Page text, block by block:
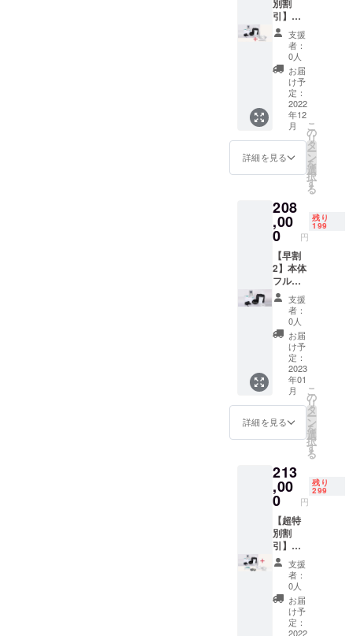
セサ
リー
4（水素
マド
ラー）
リー
1（水素
吸引
チュー
ブ） ・
ゲスト
用アク
セサ
リー
2（水素
イヤホ
ン） ・
ゲスト
用アク
セサ
3（水素
ゴーグ
ル）×2
・ゲス
ト用ア
クセサ
リー
4（水素
マド
ラー）
別割
引】本
体フル
セット
＋アク
セサ
リー
4（水素
マド
ラー）
47%OF
F 限定
299名様
【セッ
ト内
水素器
本体 ・
ゲスト
用アク
セサ
リー
1（水素
吸引
チュー
ブ） ・
ゲスト
用アク
セサ
リー
2（水素
イヤホ
ン） ・
ゲスト
用アク
セサ
3（水素
ゴーグ
ル） ・
ゲスト
用アク
セサ
リー
4（水素
マド
ラー）
×2
支援
者：
0人
お届
け予
定：
2022
年12
月
詳細を見る
こ
の
リ
タ
ー
ン
を
選
択
す
る
208
,00
0 円
残り
199
【早割
2】本体
フル
セット
45%OF
F 限定
199名様
【セッ
ト内
容】 ・
水素器
本体 ・
ゲスト
用アク
セサ
リー
吸引
チュー
ブ） ・
ゲスト
用アク
セサ
リー
2（水素
イヤホ
ン） ・
ゲスト
用アク
セサ
支援
者：
0人
お届
け予
定：
2023
年01
月
詳細を見る
こ
の
リ
タ
ー
ン
を
選
択
す
る
213
,00
0 円
残り
299
【超特
別割
引】本
体フル
セット
＋フル
アクセ
サリー
セット
支援
者：
0人
お届
け予
定：
2022